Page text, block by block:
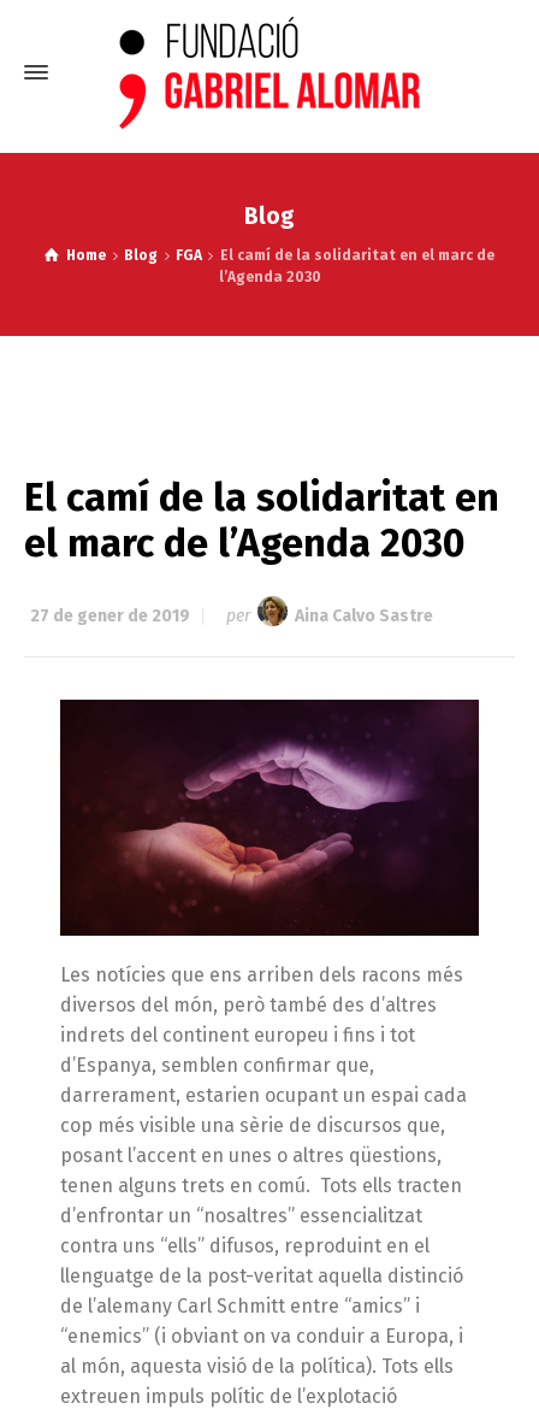
Blog
Home Blog FGA
El camí de la solidaritat en el marc de
l’Agenda 2030
El camí de la solidaritat en
el marc de l’Agenda 2030
27 de gener de 2019 per Aina Calvo Sastre
Les notícies que ens arriben dels racons més
diversos del món, però també des d’altres
indrets del continent europeu i fins i tot
d’Espanya, semblen confirmar que,
darrerament, estarien ocupant un espai cada
cop més visible una sèrie de discursos que,
posant l’accent en unes o altres qüestions,
tenen alguns trets en comú. Tots ells tracten
d’enfrontar un “nosaltres” essencialitzat
contra uns “ells” difusos, reproduint en el
llenguatge de la post-veritat aquella distinció
de l’alemany Carl Schmitt entre “amics” i
“enemics” (i obviant on va conduir a Europa, i
al món, aquesta visió de la política). Tots ells
extreuen impuls polític de l’explotació